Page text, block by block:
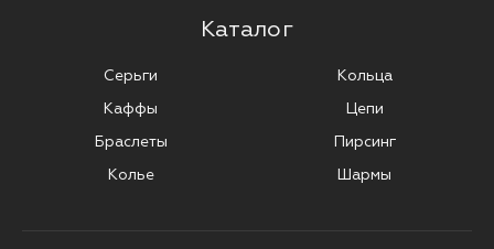
Каталог
Серьги
Каффы
Браслеты
Колье
Кольца
Цепи
Пирсинг
Шармы